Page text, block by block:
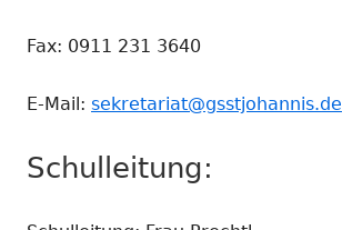
Fax: 0911 231 3640
E-Mail: sekretariat@gsstjohannis.de
Schulleitung: